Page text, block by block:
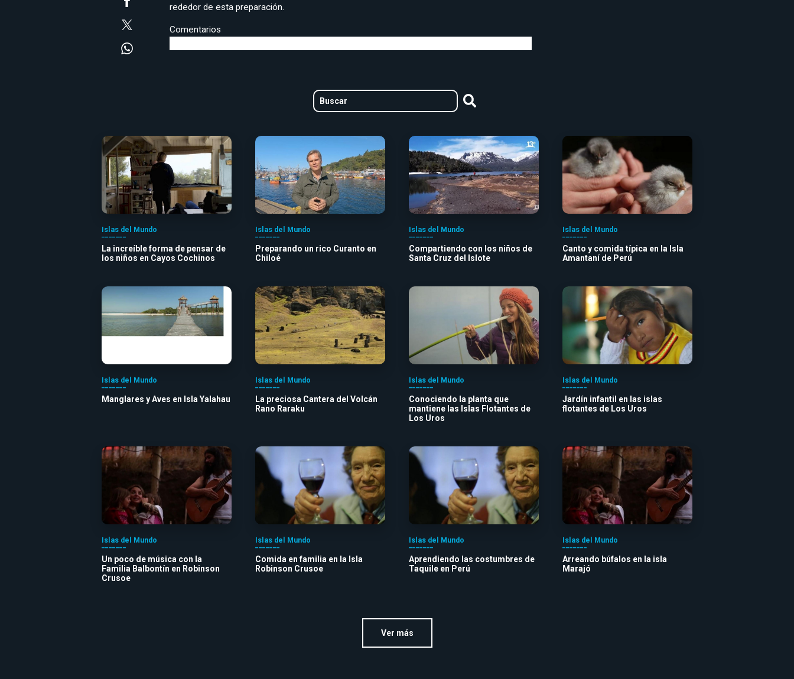
rededor de esta preparación.
Comentarios
Islas del Mundo
La increíble forma de pensar de
los niños en Cayos Cochinos
Islas del Mundo
Preparando un rico Curanto en
Chiloé
Islas del Mundo
Compartiendo con los niños de
Santa Cruz del Islote
Islas del Mundo
Canto y comida típica en la Isla
Amantaní de Perú
Islas del Mundo
Manglares y Aves en Isla Yalahau
Islas del Mundo
La preciosa Cantera del Volcán
Rano Raraku
Islas del Mundo
Conociendo la planta que
mantiene las Islas Flotantes de
Los Uros
Islas del Mundo
Jardín infantil en las islas
flotantes de Los Uros
Islas del Mundo
Un poco de música con la
Familia Balbontín en Robinson
Crusoe
Islas del Mundo
Comida en familia en la Isla
Robinson Crusoe
Islas del Mundo
Aprendiendo las costumbres de
Taquile en Perú
Islas del Mundo
Arreando búfalos en la isla
Marajó
Ver más